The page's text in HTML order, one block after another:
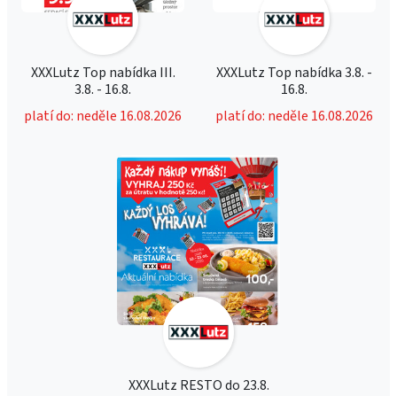
XXXLutz Top nabídka III.
3.8. - 16.8.
platí do: neděle 16.08.2026
XXXLutz Top nabídka 3.8. -
16.8.
platí do: neděle 16.08.2026
XXXLutz RESTO do 23.8.